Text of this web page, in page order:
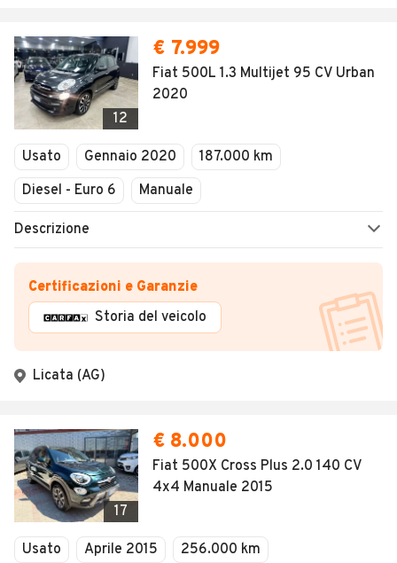
12
€ 7.999
Fiat 500L 1.3 Multijet 95 CV Urban
2020
Usato Gennaio 2020
187.000 km
Diesel - Euro 6
Manuale
Descrizione
Certificazioni e Garanzie
Storia del veicolo
Licata (AG)
17
€ 8.000
Fiat 500X Cross Plus 2.0 140 CV
4x4 Manuale 2015
Usato Aprile 2015
256.000 km